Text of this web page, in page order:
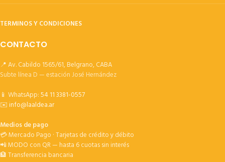
TERMINOS Y CONDICIONES
CONTACTO
📍 Av. Cabildo 1565/61, Belgrano, CABA
Subte línea D — estación José Hernández
📱 WhatsApp:54 11 3381-0557
✉️info@laaldea.ar
Medios de pago
💳 Mercado Pago · Tarjetas de crédito y débito
📲 MODO con QR — hasta 6 cuotas sin interés
🏦 Transferencia bancaria